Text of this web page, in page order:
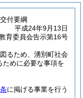
付要綱
平成24年9月13日
育委員会告示第16号
るため、湧別町社会
ために必要な事項を
に掲げる事業を行う